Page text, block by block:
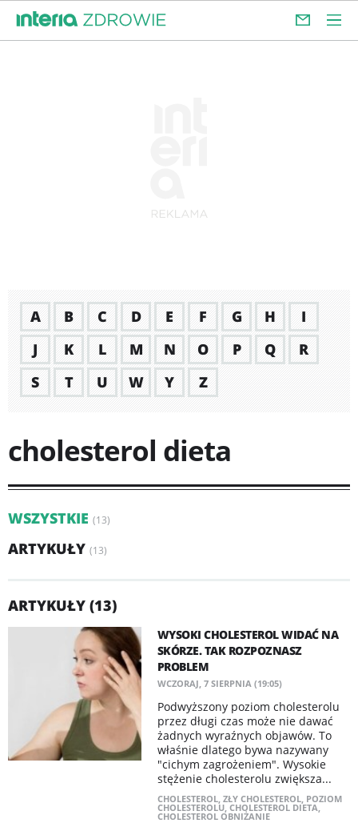
A B C D E F G H
I
J
K L M N O P Q
R
S
T U W Y Z
cholesterol dieta
WSZYSTKIE (13)
ARTYKUŁY (13)
ARTYKUŁY (13)
WYSOKI CHOLESTEROL WIDAĆ NA
SKÓRZE. TAK ROZPOZNASZ
PROBLEM
WCZORAJ, 7 SIERPNIA (19:05)
Podwyższony poziom cholesterolu
przez długi czas może nie dawać
żadnych wyraźnych objawów. To
właśnie dlatego bywa nazywany
"cichym zagrożeniem". Wysokie
stężenie cholesterolu zwiększa...
CHOLESTEROL, ZŁY CHOLESTEROL, POZIOM
CHOLESTEROLU, CHOLESTEROL DIETA,
CHOLESTEROL OBNIŻANIE